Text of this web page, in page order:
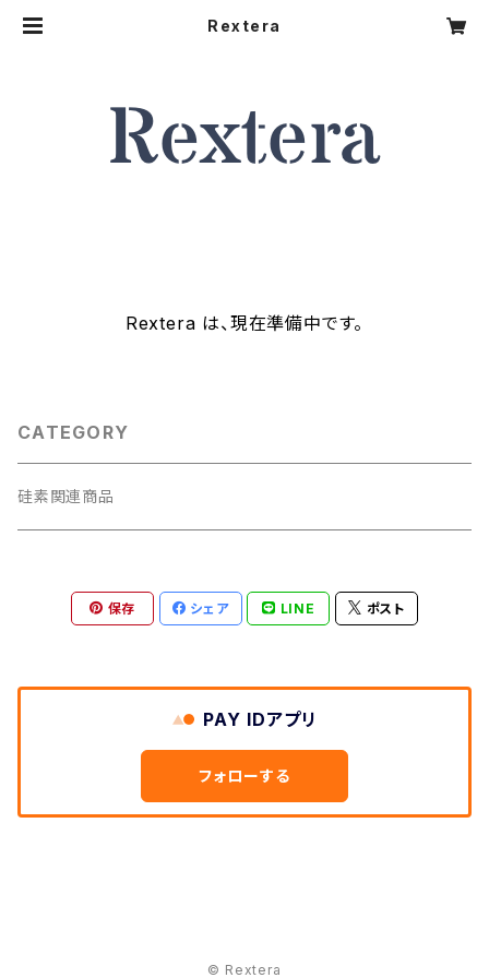
Rextera
Rextera は、現在準備中です。
CATEGORY
硅素関連商品
保存 シェア LINE ポスト
PAY IDアプリ
フォローする
© Rextera